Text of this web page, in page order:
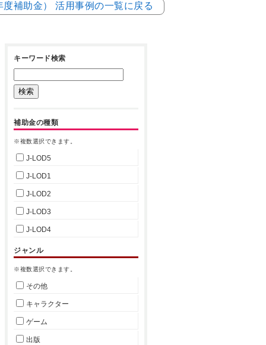
補助金） 活用事例の一覧に戻る
キーワード検索
補助金の種類
※複数選択できます。
J-LOD5
J-LOD1
J-LOD2
J-LOD3
J-LOD4
ジャンル
※複数選択できます。
その他
キャラクター
ゲーム
出版